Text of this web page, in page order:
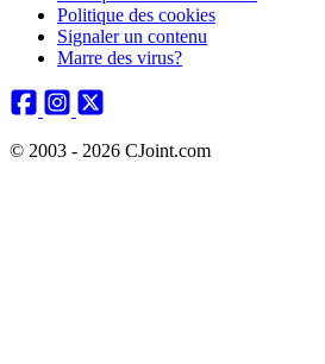
Politique des cookies
Signaler un contenu
Marre des virus?
© 2003 - 2026 CJoint.com